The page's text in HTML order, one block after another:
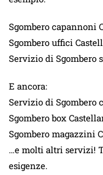
Sgombero capannoni
Sgombero uffici
Servizio di Sgombero
E ancora:
Servizio di Sgombero
Sgombero box
Sgombero magazzini
…e molti altri servizi!
esigenze.